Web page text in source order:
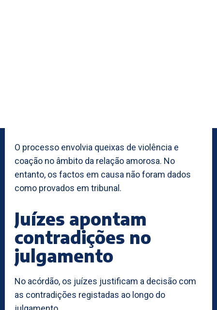
O processo envolvia queixas de violência e
coação no âmbito da relação amorosa. No
entanto, os factos em causa não foram dados
como provados em tribunal.
Juízes apontam
contradições no
julgamento
No acórdão, os juízes justificam a decisão com
as contradições registadas ao longo do